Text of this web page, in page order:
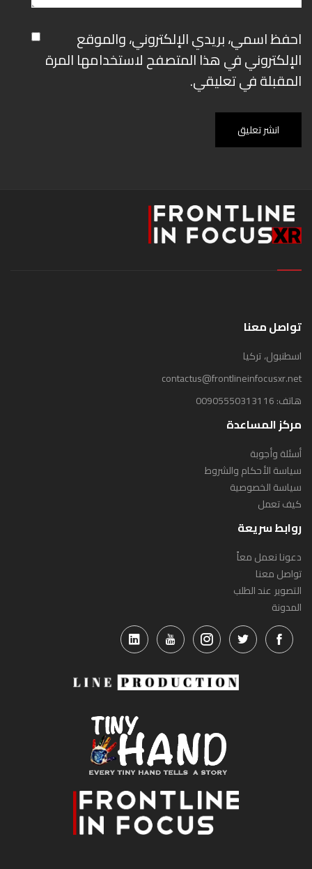
احفظ اسمي، بريدي الإلكتروني، والموقع
الإلكتروني في هذا المتصفح لاستخدامها المرة
المقبلة في تعليقي.
انشر تعليق
تواصل معنا
اسطنبول، تركيا
contactus@frontlineinfocusxr.net
هاتف:00905550313116
مركز المساعدة
أسئلة وأجوبة
سياسة الأحكام والشروط
سياسة الخصوصية
كيف تعمل
روابط سريعة
دعونا نعمل معاً
تواصل معنا
التصوير عند الطلب
المدونة